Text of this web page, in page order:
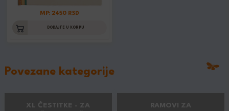
MP: 2450 RSD
DODAJTE U KORPU
Povezane kategorije
XL ČESTITKE - ZA
RAMOVI ZA